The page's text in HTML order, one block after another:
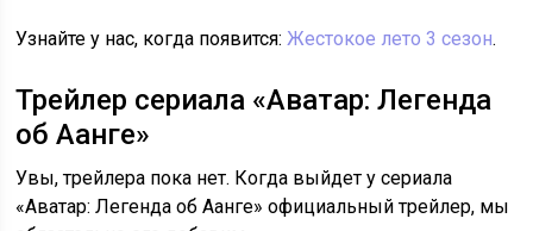
Узнайте у нас, когда появится:Жестокое лето 3 сезон.
Трейлер сериала «Аватар: Легенда
об Аанге»
Увы, трейлера пока нет. Когда выйдет у сериала
«Аватар: Легенда об Аанге» официальный трейлер, мы